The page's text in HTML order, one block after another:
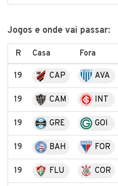
Jogos e onde vai passar:
R Casa Fora
19 CAP AVA
19 CAM INT
19 GRE GOI
19 BAH FOR
19 FLU COR